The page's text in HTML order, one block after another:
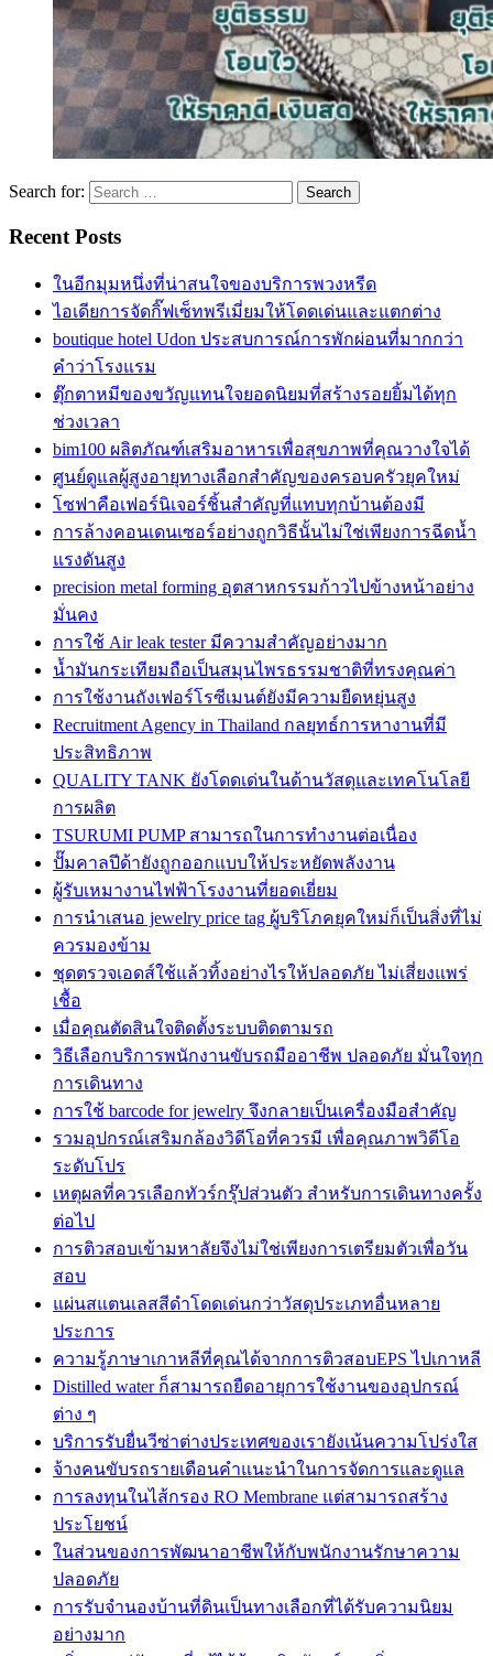
Search for:
Recent Posts
ในอีกมุมหนึ่งที่น่าสนใจของบริการพวงหรีด
ไอเดียการจัดกิ๊ฟเซ็ทพรีเมี่ยมให้โดดเด่นและแตกต่าง
boutique hotel Udon ประสบการณ์การพักผ่อนที่มากกว่า
คำว่าโรงแรม
ตุ๊กตาหมีของขวัญแทนใจยอดนิยมที่สร้างรอยยิ้มได้ทุก
ช่วงเวลา
bim100 ผลิตภัณฑ์เสริมอาหารเพื่อสุขภาพที่คุณวางใจได้
ศูนย์ดูแลผู้สูงอายุทางเลือกสำคัญของครอบครัวยุคใหม่
โซฟาคือเฟอร์นิเจอร์ชิ้นสำคัญที่แทบทุกบ้านต้องมี
การล้างคอนเดนเซอร์อย่างถูกวิธีนั้นไม่ใช่เพียงการฉีดน้ำ
แรงดันสูง
precision metal forming อุตสาหกรรมก้าวไปข้างหน้าอย่าง
มั่นคง
การใช้ Air leak tester มีความสำคัญอย่างมาก
น้ำมันกระเทียมถือเป็นสมุนไพรธรรมชาติที่ทรงคุณค่า
การใช้งานถังเฟอร์โรซีเมนต์ยังมีความยืดหยุ่นสูง
Recruitment Agency in Thailand กลยุทธ์การหางานที่มี
ประสิทธิภาพ
QUALITY TANK ยังโดดเด่นในด้านวัสดุและเทคโนโลยี
การผลิต
TSURUMI PUMP สามารถในการทำงานต่อเนื่อง
ปั๊มคาลปีด้ายังถูกออกแบบให้ประหยัดพลังงาน
ผู้รับเหมางานไฟฟ้าโรงงานที่ยอดเยี่ยม
การนำเสนอ jewelry price tag ผู้บริโภคยุคใหม่ก็เป็นสิ่งที่ไม่
ควรมองข้าม
ชุดตรวจเอดส์ใช้แล้วทิ้งอย่างไรให้ปลอดภัย ไม่เสี่ยงแพร่
เชื้อ
เมื่อคุณตัดสินใจติดตั้งระบบติดตามรถ
วิธีเลือกบริการพนักงานขับรถมืออาชีพ ปลอดภัย มั่นใจทุก
การเดินทาง
การใช้ barcode for jewelry จึงกลายเป็นเครื่องมือสำคัญ
รวมอุปกรณ์เสริมกล้องวิดีโอที่ควรมี เพื่อคุณภาพวิดีโอ
ระดับโปร
เหตุผลที่ควรเลือกทัวร์กรุ๊ปส่วนตัว สำหรับการเดินทางครั้ง
ต่อไป
การติวสอบเข้ามหาลัยจึงไม่ใช่เพียงการเตรียมตัวเพื่อวัน
สอบ
แผ่นสแตนเลสสีดำโดดเด่นกว่าวัสดุประเภทอื่นหลาย
ประการ
ความรู้ภาษาเกาหลีที่คุณได้จากการติวสอบEPS ไปเกาหลี
Distilled water ก็สามารถยืดอายุการใช้งานของอุปกรณ์
ต่าง ๆ
บริการรับยื่นวีซ่าต่างประเทศของเรายังเน้นความโปร่งใส
จ้างคนขับรถรายเดือนคำแนะนำในการจัดการและดูแล
การลงทุนในไส้กรอง RO Membrane แต่สามารถสร้าง
ประโยชน์
ในส่วนของการพัฒนาอาชีพให้กับพนักงานรักษาความ
ปลอดภัย
การรับจำนองบ้านที่ดินเป็นทางเลือกที่ได้รับความนิยม
อย่างมาก